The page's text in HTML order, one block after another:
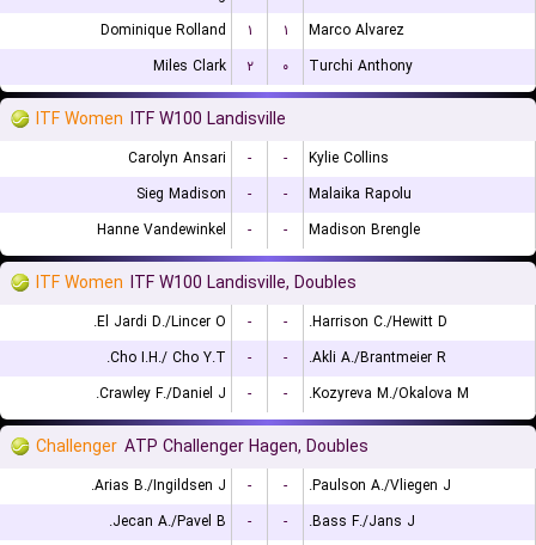
Dominique Rolland
۱ ۱
Marco Alvarez
Miles Clark
۲ ۰ Turchi Anthony
ITF Women ITF W100 Landisville
Carolyn Ansari - -
Kylie Collins
Sieg Madison
- -
Malaika Rapolu
Hanne Vandewinkel
- - Madison Brengle
ITF Women ITF W100 Landisville, Doubles
El Jardi D./Lincer O. - -
Harrison C./Hewitt D.
Cho I.H./ Cho Y.T.
- -
Akli A./Brantmeier R.
Crawley F./Daniel J.
- - Kozyreva M./Okalova M.
Challenger ATP Challenger Hagen, Doubles
Arias B./Ingildsen J. - -
Paulson A./Vliegen J.
Jecan A./Pavel B.
- -
Bass F./Jans J.